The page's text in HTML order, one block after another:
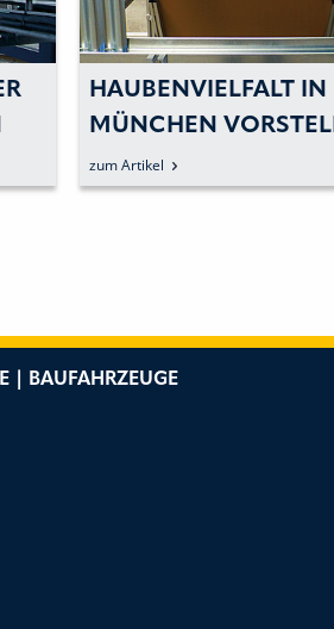
HAUBENVIELFALT IN
MÜNCHEN
zum Artikel
| BAUFAHRZEUGE